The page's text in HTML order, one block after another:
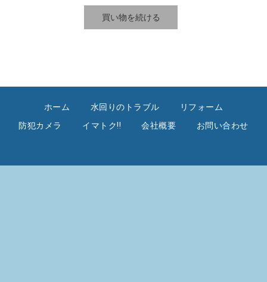
ホーム 水回りのトラブル リフォーム
防犯カメラ イマトク!! 会社概要 お問い合わせ